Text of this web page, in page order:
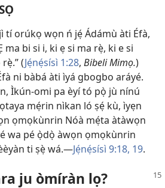
tí orúkọ wọn ń jẹ́ Ádámù àti Éfà,
ma bi si i, ki ẹ si ma rẹ̀, ki e si
(Jẹ́nẹ́sísì 1:28, Bibeli Mimọ.)
ni bàbá àti ìyá gbogbo aráyé.
Ìkún-omi pa èyí tó pọ̀ jù nínú
mẹ́rin nìkan ló ṣẹ́ kù, ìyẹn
ọmọkùnrin Nóà mẹ́ta àtàwọn
wa pé ọ̀dọ̀ àwọn ọmọkùnrin
ti ṣẹ̀ wá.—Jẹ́nẹ́sísì 9:18, 19.
ju òmíràn lọ?